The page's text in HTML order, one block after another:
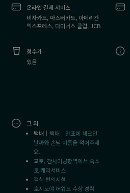
온라인 결제 서비스
비자카드, 마스터카드, 아메리칸
엑스프레스, 다이너스 클럽, JCB
정수기
있음
그 외
택배｜ 택배 전표에 체크인
날짜와 손님 이름을 적어주세
요.
교토, 간사이공항역에서 숙소
로 캐리서비스
객실 편의시설
호시노야 어워드 수상 경력